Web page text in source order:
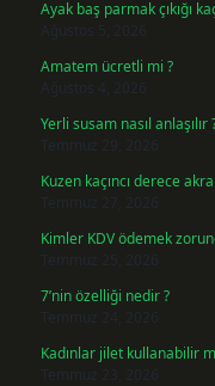
Ayak baş parmak çıkığı
Ağustos 5, 2026
Amatem ücretli mi ?
Ağustos 4, 2026
Yerli susam nasıl anlaşılır
Temmuz 29, 2026
Kuzen kaçıncı derece
Temmuz 27, 2026
Kimler KDV ödemek
Temmuz 25, 2026
7’nin özelliği nedir ?
Temmuz 24, 2026
Kadınlar jilet kullanabilir
Temmuz 23, 2026